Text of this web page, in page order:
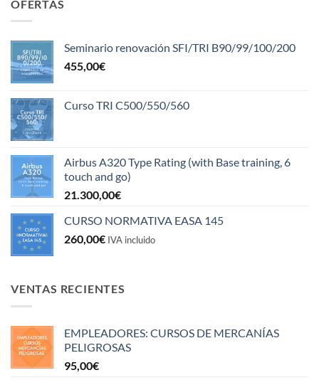
OFERTAS
Seminario renovación SFI/TRI B90/99/100/200
455,00€
Curso TRI C500/550/560
Airbus A320 Type Rating (with Base training, 6
touch and go)
21.300,00€
CURSO NORMATIVA EASA 145
260,00€ IVA incluido
VENTAS RECIENTES
EMPLEADORES: CURSOS DE MERCANÍAS
PELIGROSAS
95,00€